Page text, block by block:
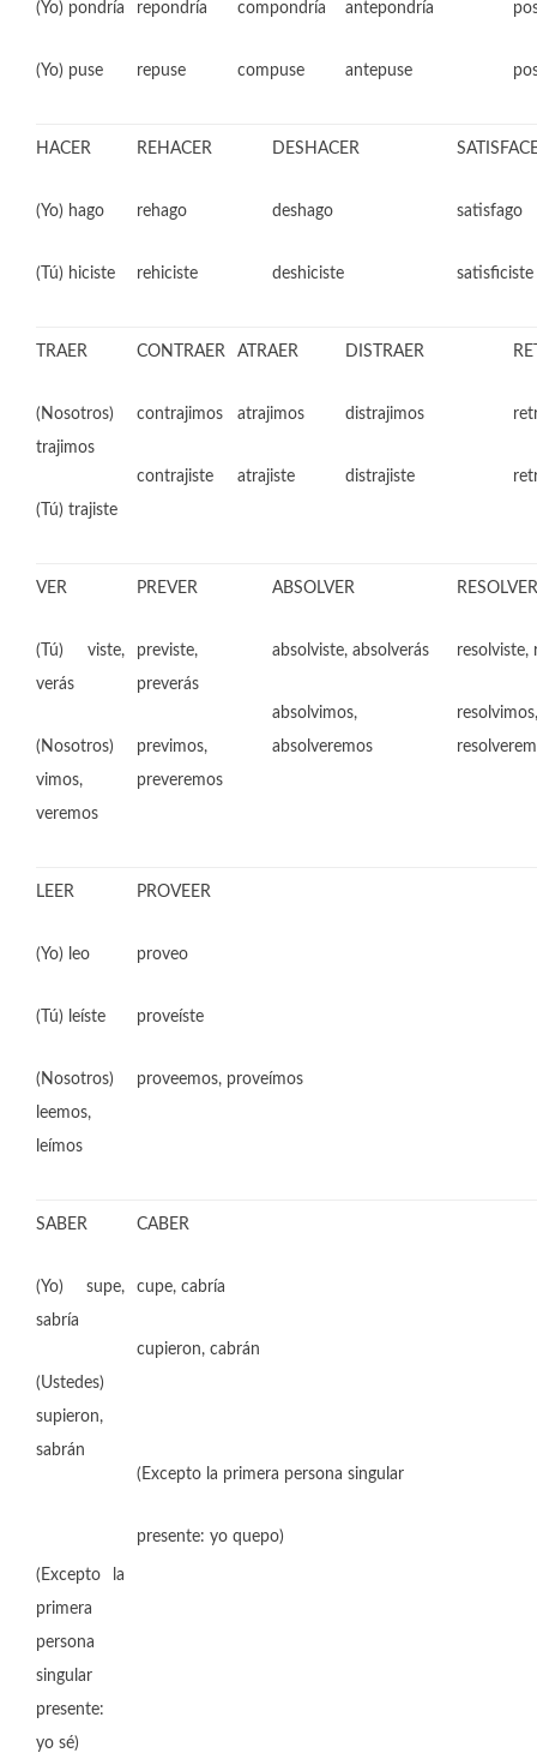
(Yo) pondría
(Yo) puse
repondría
repuse
compondría
compuse
antepondría
antepuse
HACER
(Yo) hago
(Tú) hiciste
REHACER
rehago
rehiciste
DESHACER
deshago
deshiciste
satisfago
satisficiste
TRAER
(Nosotros)
trajimos
(Tú) trajiste
CONTRAER
contrajimos
contrajiste
ATRAER
atrajimos
atrajiste
DISTRAER
distrajimos
distrajiste
VER
(Tú) viste,
verás
(Nosotros)
vimos,
veremos
PREVER
previste,
preverás
previmos,
preveremos
ABSOLVER
absolviste, absolverás
absolvimos,
absolveremos
RESOLVER
resolviste,
resolvimos,
LEER
(Yo) leo
(Tú) leíste
(Nosotros)
leemos,
leímos
PROVEER
proveo
proveíste
proveemos, proveímos
SABER
(Yo) supe,
sabría
(Ustedes)
supieron,
sabrán
(Excepto la
primera
persona
singular
presente:
yo sé)
CABER
cupe, cabría
cupieron, cabrán
(Excepto la primera persona singular
presente: yo quepo)